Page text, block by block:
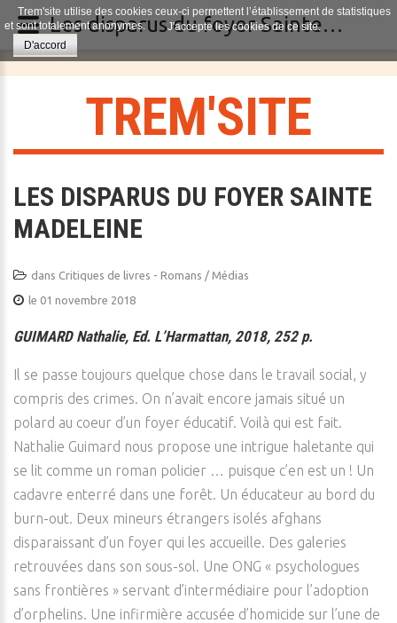
TREM'SITE
LES DISPARUS DU FOYER SAINTE
MADELEINE
dans Critiques de livres - Romans / Médias
le 01 novembre 2018
GUIMARD Nathalie, Ed. L’Harmattan, 2018, 252 p.
Il se passe toujours quelque chose dans le travail social, y
compris des crimes. On n’avait encore jamais situé un
polard au coeur d’un foyer éducatif. Voilà qui est fait.
Nathalie Guimard nous propose une intrigue haletante qui
se lit comme un roman policier … puisque c’en est un ! Un
cadavre enterré dans une forêt. Un éducateur au bord du
burn-out. Deux mineurs étrangers isolés afghans
disparaissant d’un foyer qui les accueille. Des galeries
retrouvées dans son sous-sol. Une ONG « psychologues
sans frontières » servant d’intermédiaire pour l’adoption
d’orphelins. Une infirmière accusée d’homicide sur l’une de
Trem'site utilise des cookies ceux-ci permettent l’établissement de statistiques
et sont totalement anonymes.
J'accepte les cookies de ce site.
D'accord
Les disparus du foyer Sainte Madeleine